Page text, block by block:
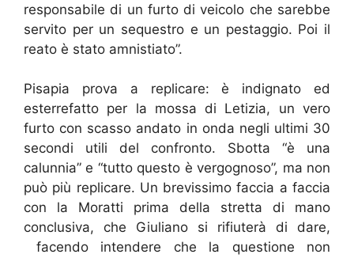
responsabile di un furto di veicolo che sarebbe
servito per un sequestro e un pestaggio. Poi il
reato è stato amnistiato”.
Pisapia prova a replicare: è indignato ed
esterrefatto per la mossa di Letizia, un vero
furto con scasso andato in onda negli ultimi 30
secondi utili del confronto. Sbotta “è una
calunnia” e “tutto questo è vergognoso”, ma non
può più replicare. Un brevissimo faccia a faccia
con la Moratti prima della stretta di mano
conclusiva, che Giuliano si rifiuterà di dare,
facendo intendere che la questione non